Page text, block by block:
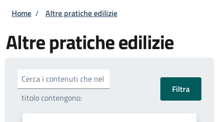
Briciole di pane
Home / Altre pratiche edilizie
Altre pratiche edilizie
Cerca i contenuti che nel
titolo contengono: